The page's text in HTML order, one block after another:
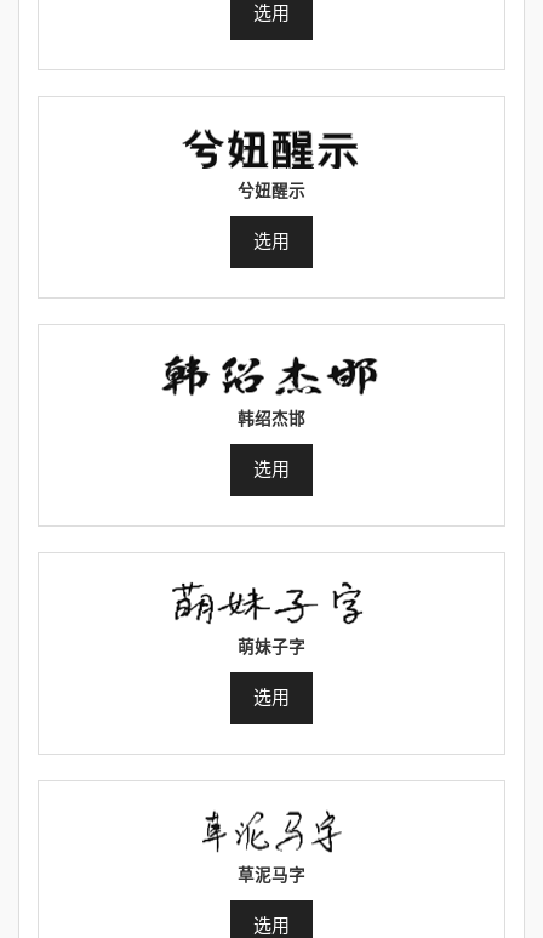
选用
兮妞醒示
选用
韩绍杰邯
选用
萌妹子字
选用
草泥马字
选用